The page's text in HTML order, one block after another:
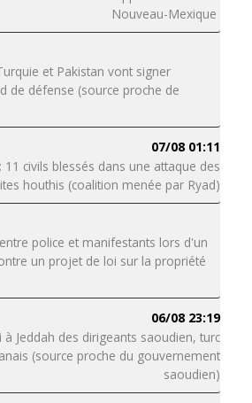
Nouveau-Mexique
et Pakistan vont signer
de défense (source proche de
07/08 01:11
civils blessés dans une attaque des
houthis (coalition menée par Ryad)
police et manifestants lors d'un
un projet de loi sur la propriété
06/08 23:19
Jeddah des dirigeants saoudien, turc
(source proche du gouvernement
saoudien)